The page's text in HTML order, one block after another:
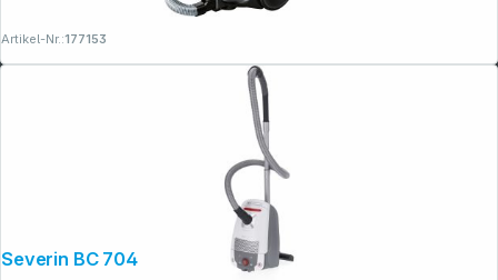
Artikel-Nr.:177153
Severin BC 7047 S'Power